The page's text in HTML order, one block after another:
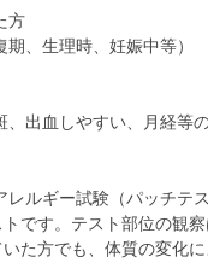
方
、生理時、妊娠中等）
出血しやすい、月経等
ルギー試験（パッチテ
です。テスト部位の観
た方でも、体質の変化